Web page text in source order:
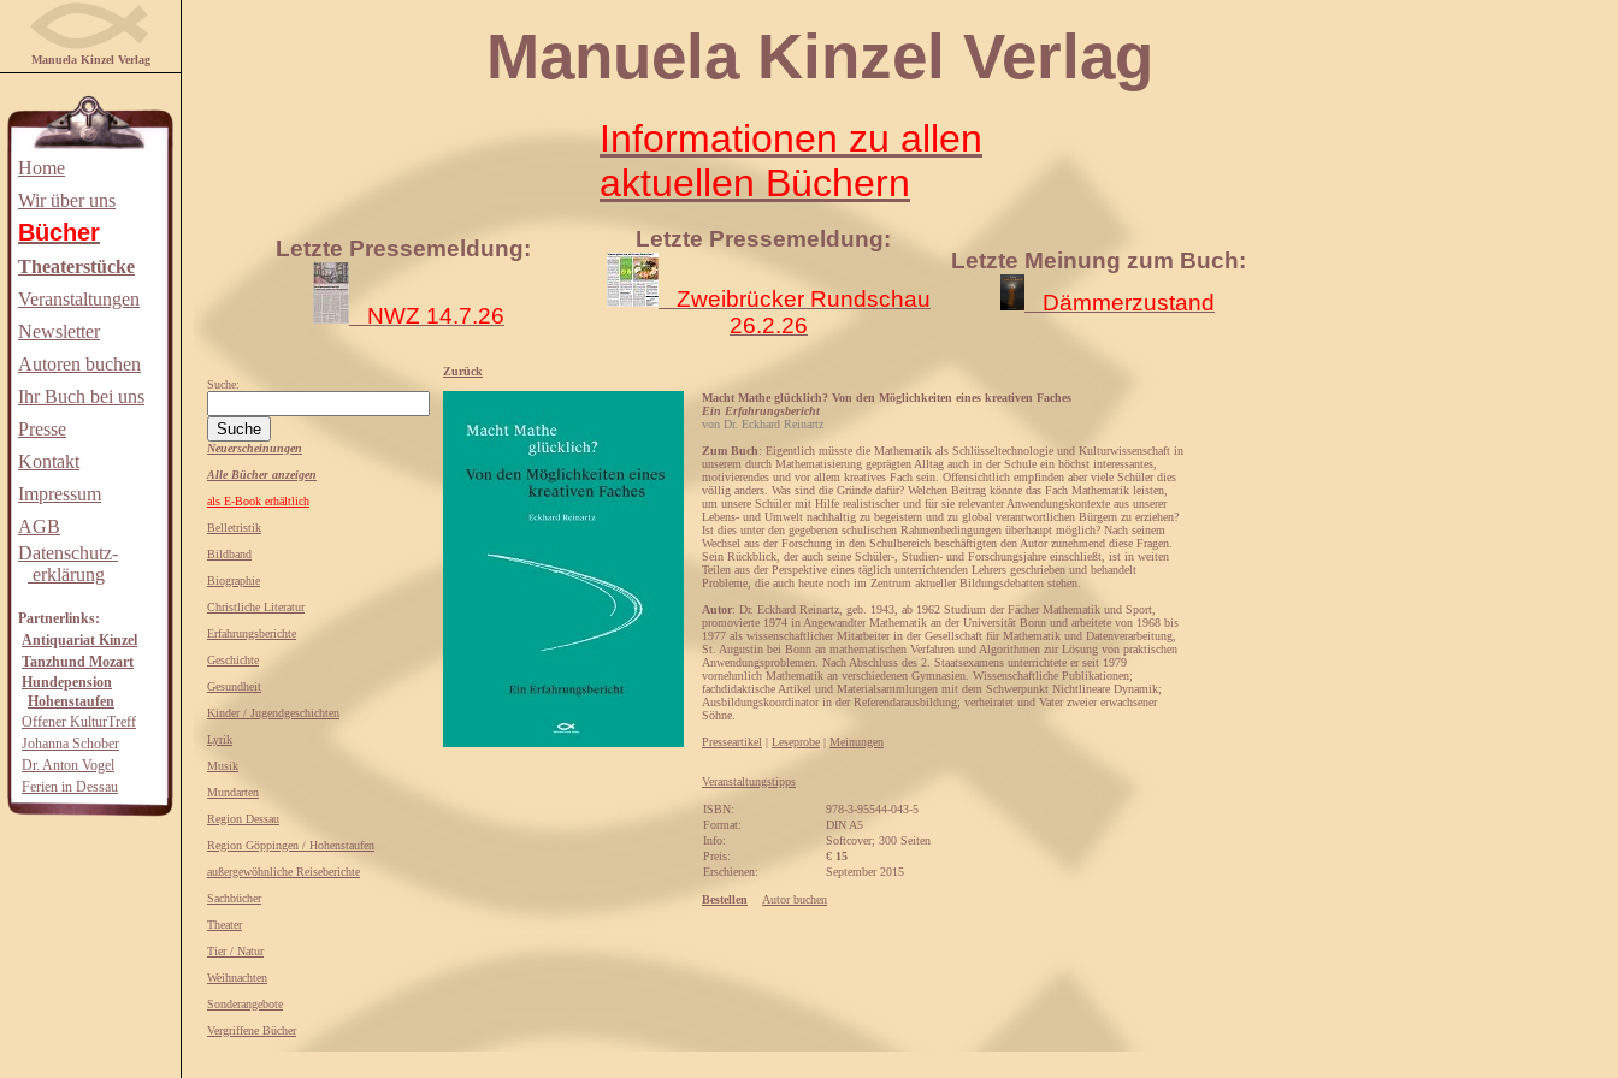
Manuela Kinzel Verlag
Home
Wir über uns
Bücher
Theaterstücke
Veranstaltungen
Newsletter
Autoren buchen
Ihr Buch bei uns
Presse
Kontakt
Impressum
AGB
Datenschutz-
erklärung
Partnerlinks:
Antiquariat Kinzel
Tanzhund Mozart
Hundepension
Hohenstaufen
Offener KulturTreff
Johanna Schober
Dr. Anton Vogel
Ferien in Dessau
Manuela Kinzel Verlag
Informationen zu allen
aktuellen Büchern
Letzte Pressemeldung:
NWZ 14.7.26
Letzte Pressemeldung:
Zweibrücker Rundschau
26.2.26
Letzte Meinung zum Buch:
Dämmerzustand
Suche:
Neuerscheinungen
Alle Bücher anzeigen
als E-Book erhältlich
Belletristik
Bildband
Biographie
Christliche Literatur
Erfahrungsberichte
Geschichte
Gesundheit
Kinder / Jugendgeschichten
Lyrik
Musik
Mundarten
Region Dessau
Region Göppingen / Hohenstaufen
außergewöhnliche Reiseberichte
Sachbücher
Theater
Tier / Natur
Weihnachten
Sonderangebote
Vergriffene Bücher
Zurück
Macht Mathe glücklich? Von den Möglichkeiten eines kreativen Faches
Ein Erfahrungsbericht
von Dr. Eckhard Reinartz
Zum Buch: Eigentlich müsste die Mathematik als Schlüsseltechnologie und Kulturwissenschaft in
unserem durch Mathematisierung geprägten Alltag auch in der Schule ein höchst interessantes,
motivierendes und vor allem kreatives Fach sein. Offensichtlich empfinden aber viele Schüler dies
völlig anders. Was sind die Gründe dafür? Welchen Beitrag könnte das Fach Mathematik leisten,
um unsere Schüler mit Hilfe realistischer und für sie relevanter Anwendungskontexte aus unserer
Lebens- und Umwelt nachhaltig zu begeistern und zu global verantwortlichen Bürgern zu erziehen?
Ist dies unter den gegebenen schulischen Rahmenbedingungen überhaupt möglich? Nach seinem
Wechsel aus der Forschung in den Schulbereich beschäftigten den Autor zunehmend diese Fragen.
Sein Rückblick, der auch seine Schüler-, Studien- und Forschungsjahre einschließt, ist in weiten
Teilen aus der Perspektive eines täglich unterrichtenden Lehrers geschrieben und behandelt
Probleme, die auch heute noch im Zentrum aktueller Bildungsdebatten stehen.
Autor: Dr. Eckhard Reinartz, geb. 1943, ab 1962 Studium der Fächer Mathematik und Sport,
promovierte 1974 in Angewandter Mathematik an der Universität Bonn und arbeitete von 1968 bis
1977 als wissenschaftlicher Mitarbeiter in der Gesellschaft für Mathematik und Datenverarbeitung,
St. Augustin bei Bonn an mathematischen Verfahren und Algorithmen zur Lösung von praktischen
Anwendungsproblemen. Nach Abschluss des 2. Staatsexamens unterrichtete er seit 1979
vornehmlich Mathematik an verschiedenen Gymnasien. Wissenschaftliche Publikationen;
fachdidaktische Artikel und Materialsammlungen mit dem Schwerpunkt Nichtlineare Dynamik;
Ausbildungskoordinator in der Referendarausbildung; verheiratet und Vater zweier erwachsener
Söhne.
Presseartikel | Leseprobe | Meinungen
Veranstaltungstipps
ISBN:
978-3-95544-043-5
Format:
DIN A5
Info:
Softcover; 300 Seiten
Preis:
€ 15
Erschienen:
September 2015
Bestellen Autor buchen